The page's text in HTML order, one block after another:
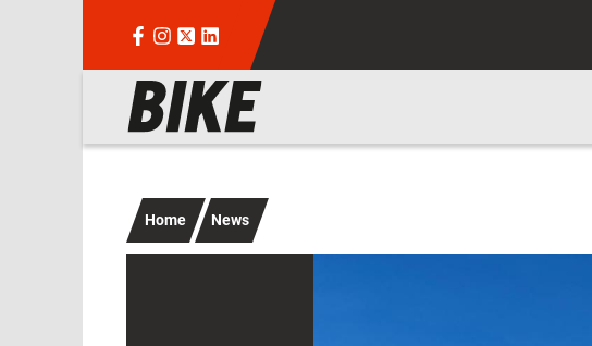
Navigazione principale
Home News